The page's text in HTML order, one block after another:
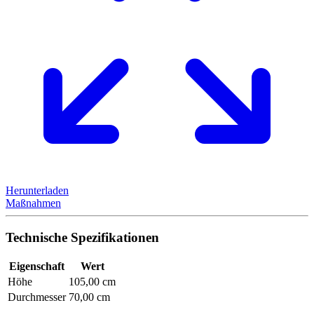
Herunterladen
Maßnahmen
Technische Spezifikationen
Eigenschaft
Wert
Höhe
105,00 cm
Durchmesser 70,00 cm